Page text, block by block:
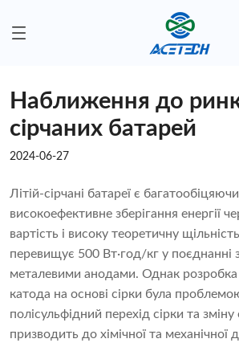
Наближення до
сірчаних батарей
2024-06-27
Літій-сірчані батареї є
високоефективне зберігання енергії
вартість і високу теоретичну
перевищує 500 Вт·год/кг у поєднанні з
металевими анодами. Однак розробка
катода на основі сірки була
полісульфідний перехід сірки та
призводить до хімічної та механічної